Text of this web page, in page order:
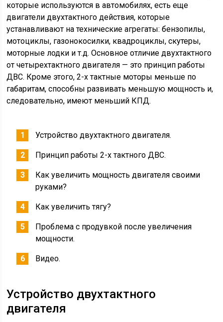
которые используются в автомобилях, есть еще
двигатели двухтактного действия, которые
устанавливают на технические агрегаты: бензопилы,
мотоциклы, газонокосилки, квадроциклы, скутеры,
моторные лодки и т.д. Основное отличие двухтактного
от четырехтактного двигателя — это принцип работы
ДВС. Кроме этого, 2-х тактные моторы меньше по
габаритам, способны развивать меньшую мощность и,
следовательно, имеют меньший КПД.
Устройство двухтактного двигателя.
Принцип работы 2-х тактного ДВС.
Как увеличить мощность двигателя своими
руками?
Как увеличить тягу?
Проблема с продувкой после увеличения
мощности.
Видео.
Устройство двухтактного
двигателя